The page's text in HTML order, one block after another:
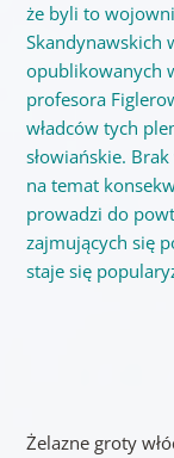
że byli to
Skandynawskich
opublikowanych
profesora
władców tych
słowiańskie.
na temat
prowadzi do
zajmujących się
staje się
Żelazne groty